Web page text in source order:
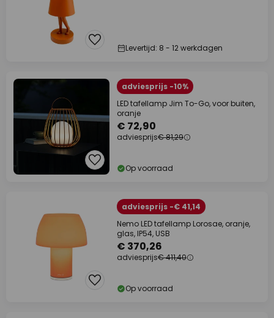
Levertijd: 8 - 12 werkdagen
adviesprijs -10%
LED tafellamp Jim To-Go, voor buiten,
oranje
€ 72,90
adviesprijs€ 81,29
Op voorraad
adviesprijs -€ 41,14
Nemo LED tafellamp Lorosae, oranje,
glas, IP54, USB
€ 370,26
adviesprijs€ 411,40
Op voorraad